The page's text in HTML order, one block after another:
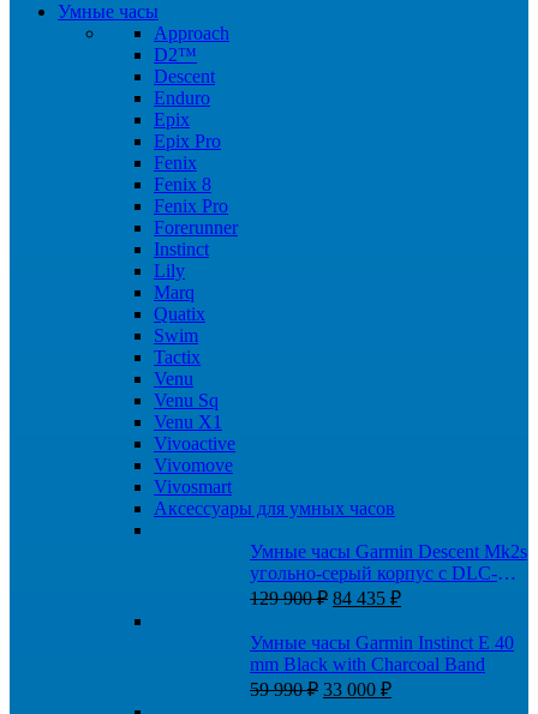
Умные часы
Approach
D2™
Descent
Enduro
Epix
Epix Pro
Fenix
Fenix 8
Fenix Pro
Forerunner
Instinct
Lily
Marq
Quatix
Swim
Tactix
Venu
Venu Sq
Venu X1
Vivoactive
Vivomove
Vivosmart
Аксессуары для умных часов
Умные часы Garmin Descent Mk2s
угольно-серый корпус с DLC-
покрытием, черный
129 900₽ Первоначальная
составляла
129
900 ₽.
84 435 ₽Текущая
84
435 ₽.
Умные часы Garmin Instinct E 40
mm Black with Charcoal Band
59 990₽ Первоначальная
33 000 ₽Текущая